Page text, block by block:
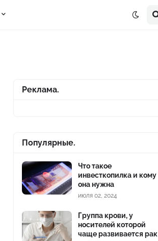
Реклама.
Популярные.
Что такое
инвесткопилка и кому
она нужна
июля 02, 2024
Группа крови, у
носителей которой
чаще развивается рак